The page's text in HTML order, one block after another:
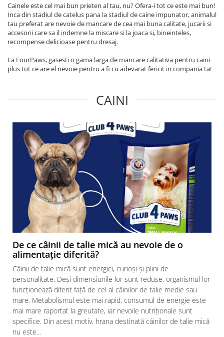
Cainele este cel mai bun prieten al tau, nu? Ofera-i tot ce este mai bun!
Inca din stadiul de catelus pana la stadiul de caine impunator, animalul
tau preferat are nevoie de mancare de cea mai buna calitate, jucarii si
accesorii care sa il indemne la miscare si la joaca si, bineinteles,
recompense delicioase pentru dresaj.
La FourPaws, gasesti o gama larga de mancare calitativa pentru caini
plus tot ce are el nevoie pentru a fi cu adevarat fericit in compania ta!
CAINI
De ce câinii de talie mică au nevoie de o
alimentație diferită?
Câinii de talie mică sunt energici, curioși și plini de
personalitate. Deși dimensiunile lor sunt reduse, organismul lor
funcționează diferit față de cel al câinilor de talie medie sau
mare. Metabolismul este mai rapid, consumul de energie este
mai mare raportat la greutate, iar nevoile nutriționale sunt
specifice. Din acest motiv, hrana destinată câinilor de talie mică
nu este...